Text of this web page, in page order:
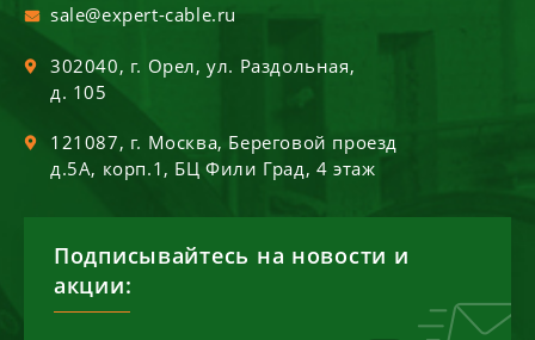
sale@expert-cable.ru
302040, г. Орел,ул. Раздольная,
д. 105
121087, г. Москва, Береговой проезд
д.5А, корп.1, БЦ Фили Град, 4 этаж
Подписывайтесь на новости и
акции: